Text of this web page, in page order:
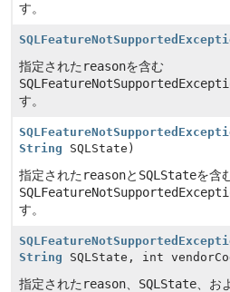
す。
指定された reasonを含む
す。
String SQLState)
指定された reasonと SQLStateを含
す。
String SQLState, int
指定された reason SQLState 、お